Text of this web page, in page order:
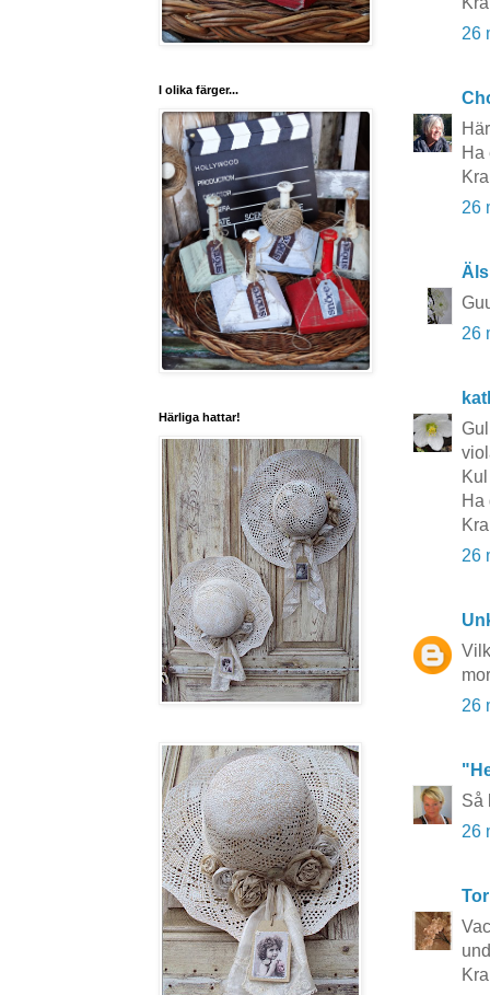
26
Ha
26
26
Ha
26
26
Så
26
I olika färger...
Härliga hattar!